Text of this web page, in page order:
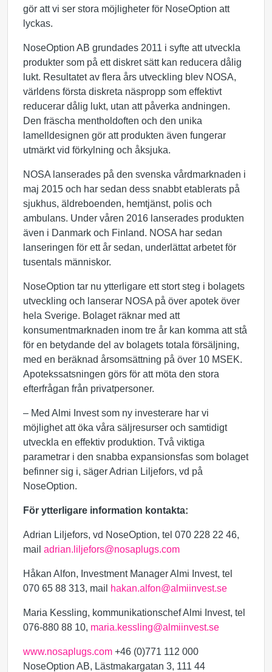
gör att vi ser stora möjligheter för NoseOption att
lyckas.
NoseOption AB grundades 2011 i syfte att utveckla
produkter som på ett diskret sätt kan reducera dålig
lukt. Resultatet av flera års utveckling blev NOSA,
världens första diskreta näspropp som effektivt
reducerar dålig lukt, utan att påverka andningen.
Den fräscha mentholdoften och den unika
lamelldesignen gör att produkten även fungerar
utmärkt vid förkylning och åksjuka.
NOSA lanserades på den svenska vårdmarknaden i
maj 2015 och har sedan dess snabbt etablerats på
sjukhus, äldreboenden, hemtjänst, polis och
ambulans. Under våren 2016 lanserades produkten
även i Danmark och Finland. NOSA har sedan
lanseringen för ett år sedan, underlättat arbetet för
tusentals människor.
NoseOption tar nu ytterligare ett stort steg i bolagets
utveckling och lanserar NOSA på över apotek över
hela Sverige. Bolaget räknar med att
konsumentmarknaden inom tre år kan komma att stå
för en betydande del av bolagets totala försäljning,
med en beräknad årsomsättning på över 10 MSEK.
Apotekssatsningen görs för att möta den stora
efterfrågan från privatpersoner.
– Med Almi Invest som ny investerare har vi
möjlighet att öka våra säljresurser och samtidigt
utveckla en effektiv produktion. Två viktiga
parametrar i den snabba expansionsfas som bolaget
befinner sig i, säger Adrian Liljefors, vd på
NoseOption.
För ytterligare information kontakta:
Adrian Liljefors, vd NoseOption, tel 070 228 22 46,
mail adrian.liljefors@nosaplugs.com
Håkan Alfon, Investment Manager Almi Invest, tel
070 65 88 313, mail
hakan.alfon@almiinvest.se
Maria Kessling, kommunikationschef Almi Invest, tel
076-880 88 10, maria.kessling@almiinvest.se
www.nosaplugs.com +46 (0)771 112 000
NoseOption AB, Lästmakargatan 3, 111 44